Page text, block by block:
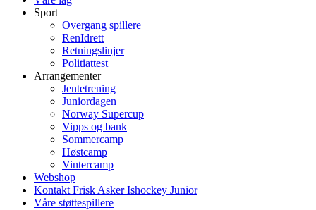
Sport
Overgang spillere
RenIdrett
Retningslinjer
Politiattest
Arrangementer
Jentetrening
Juniordagen
Norway Supercup
Vipps og bank
Sommercamp
Høstcamp
Vintercamp
Webshop
Kontakt Frisk Asker Ishockey Junior
Våre støttespillere